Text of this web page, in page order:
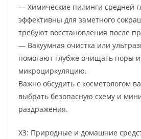
— Химические пилинги средней
эффективны для заметного
требуют восстановления после
— Вакуумная очистка или
помогают глубже очищать поры
микроциркуляцию.
Важно обсудить с косметологом
выбрать безопасную схему и
раздражения.
Х3: Природные и домашние